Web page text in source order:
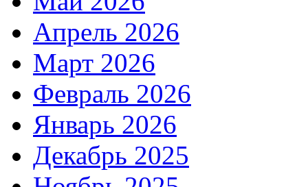
Апрель 2026
Март 2026
Февраль 2026
Январь 2026
Декабрь 2025